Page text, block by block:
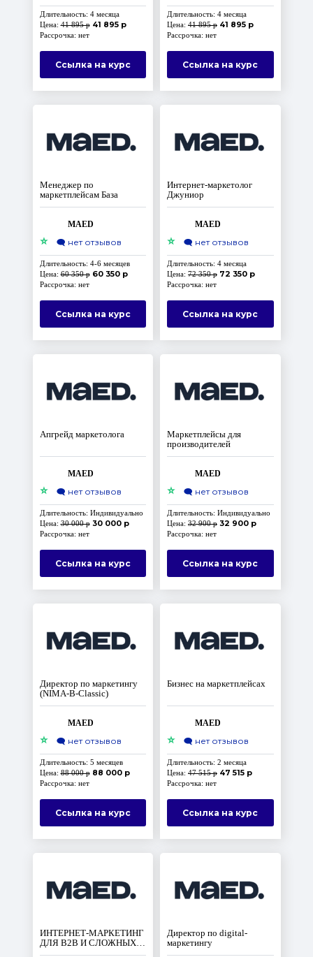
Длительность: 4 месяца
Цена:41 895 р 41 895 р
Рассрочка: нет
Ссылка на курс
Длительность: 4 месяца
Цена: 41 895 р 41 895 р
Рассрочка: нет
Ссылка на курс
Менеджер по
маркетплейсам База
MAED
⭐ 🗨️ нет отзывов
Длительность: 4-6 месяцев
Цена:60 350 р 60 350 р
Рассрочка: нет
Ссылка на курс
Интернет-маркетолог
Джуниор
MAED
⭐ 🗨️ нет отзывов
Длительность: 4 месяца
Цена: 72 350 р 72 350 р
Рассрочка: нет
Ссылка на курс
Апгрейд маркетолога
MAED
⭐ 🗨️ нет отзывов
Длительность: Индивидуально
Цена:30 000 р 30 000 р
Рассрочка: нет
Ссылка на курс
Маркетплейсы для
производителей
MAED
⭐ 🗨️ нет отзывов
Длительность: Индивидуально
Цена: 32 900 р 32 900 р
Рассрочка: нет
Ссылка на курс
Директор по маркетингу
(NIMA-B-Classic)
MAED
⭐ 🗨️ нет отзывов
Длительность: 5 месяцев
Цена:88 000 р 88 000 р
Рассрочка: нет
Ссылка на курс
Бизнес на маркетплейсах
MAED
⭐ 🗨️ нет отзывов
Длительность: 2 месяца
Цена: 47 515 р 47 515 р
Рассрочка: нет
Ссылка на курс
ИНТЕРНЕТ-МАРКЕТИНГ
ДЛЯ B2B И СЛОЖНЫХ
РЫНКОВ
Директор по digital-
маркетингу